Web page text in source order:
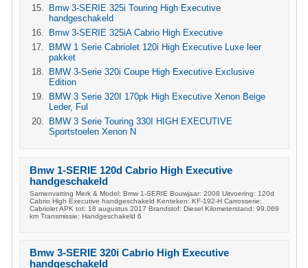
Bmw 3-SERIE 325i Touring High Executive
handgeschakeld
Bmw 3-SERIE 325iA Cabrio High Executive
BMW 1 Serie Cabriolet 120i High Executive Luxe leer
pakket
BMW 3-Serie 320i Coupe High Executive Exclusive
Edition
BMW 3 Serie 320I 170pk High Executive Xenon Beige
Leder, Ful
BMW 3 Serie Touring 330I HIGH EXECUTIVE
Sportstoelen Xenon N
Bmw 1-SERIE 120d Cabrio High Executive
handgeschakeld
Samenvatting Merk & Model: Bmw 1-SERIE Bouwjaar: 2008 Uitvoering: 120d
Cabrio High Executive handgeschakeld Kenteken: KF-192-H Carrosserie:
Cabriolet APK tot: 18 augustus 2017 Brandstof: Diesel Kilometerstand: 99.069
km Transmissie: Handgeschakeld 6
Bmw 3-SERIE 320i Cabrio High Executive
handgeschakeld